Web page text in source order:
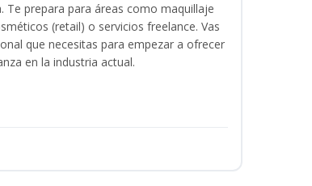
Te prepara para áreas como maquillaje
(retail) o servicios freelance. Vas
que necesitas para empezar a ofrecer
en la industria actual.